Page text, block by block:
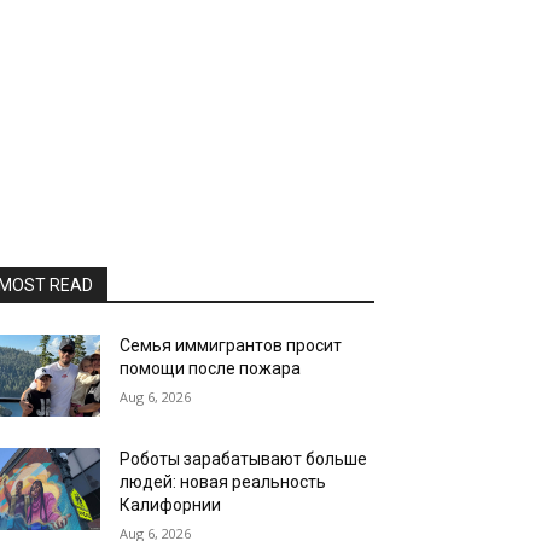
READ
Семья иммигрантов просит
помощи после пожара
Aug 6, 2026
Роботы зарабатывают больше
людей: новая реальность
Калифорнии
Aug 6, 2026